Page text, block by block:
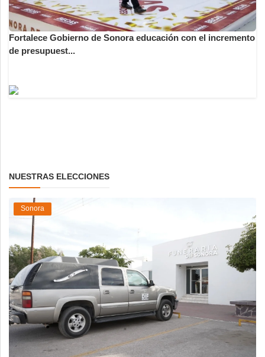
Fortalece Gobierno de Sonora educación con el incremento
de presupuest...
NUESTRAS ELECCIONES
Sonora